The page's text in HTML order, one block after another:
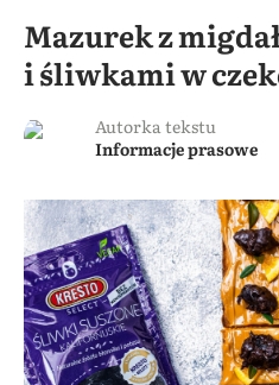
Mazurek z
i śliwkami w
Autorka tekstu
Informacje prasowe